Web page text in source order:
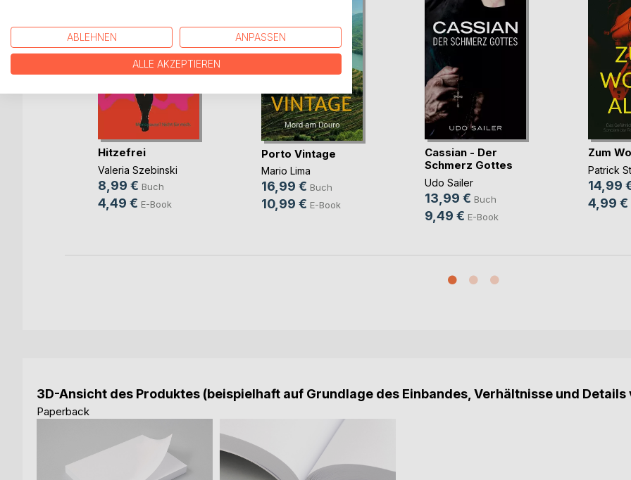
Hitzefrei
Valeria Szebinski
8,99 € Buch
4,49 € E-Book
Porto Vintage
Mario Lima
16,99 € Buch
10,99 € E-Book
Cassian - Der
Schmerz Gottes
Udo Sailer
13,99 € Buch
9,49 € E-Book
Zum
Patrick
14,99
4,99 €
3D-Ansicht des Produktes (beispielhaft auf Grundlage des Einbandes, Verhältnisse und
Paperback
ABLEHNEN ANPASSEN
ALLE AKZEPTIEREN